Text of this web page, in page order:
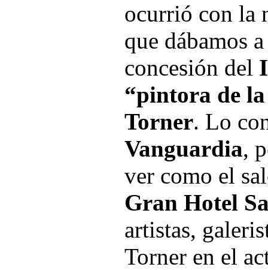
ocurrió con la
que dábamos
concesión del
“pintora de
Torner. Lo
Vanguardia,
ver como el
Gran Hotel
artistas,
Torner en el